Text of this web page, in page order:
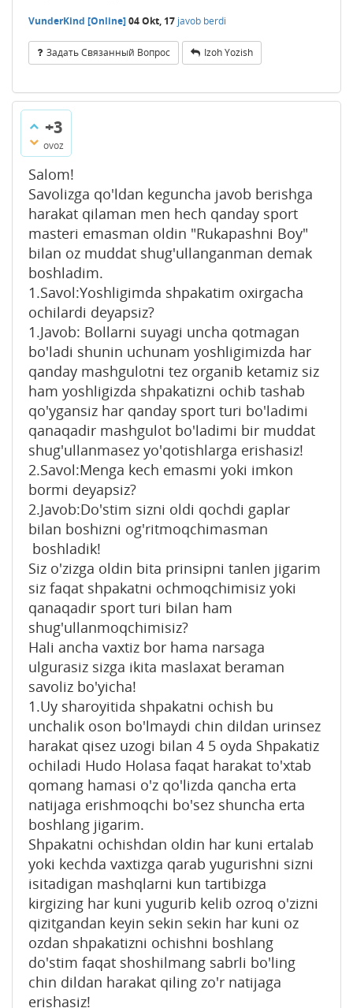
VunderKind [Online]04 Okt, 17 javob berdi
Задать Связанный Вопрос Izoh Yozish
+3
ovoz
Salom!
Savolizga qo'ldan keguncha javob berishga
harakat qilaman men hech qanday sport
masteri emasman oldin "Rukapashni Boy"
bilan oz muddat shug'ullanganman demak
boshladim.
1.Savol:Yoshligimda shpakatim oxirgacha
ochilardi deyapsiz?
1.Javob: Bollarni suyagi uncha qotmagan
bo'ladi shunin uchunam yoshligimizda har
qanday mashgulotni tez organib ketamiz siz
ham yoshligizda shpakatizni ochib tashab
qo'ygansiz har qanday sport turi bo'ladimi
qanaqadir mashgulot bo'ladimi bir muddat
shug'ullanmasez yo'qotishlarga erishasiz!
2.Savol:Menga kech emasmi yoki imkon
bormi deyapsiz?
2.Javob:Do'stim sizni oldi qochdi gaplar
bilan boshizni og'ritmoqchimasman
boshladik!
Siz o'zizga oldin bita prinsipni tanlen jigarim
siz faqat shpakatni ochmoqchimisiz yoki
qanaqadir sport turi bilan ham
shug'ullanmoqchimisiz?
Hali ancha vaxtiz bor hama narsaga
ulgurasiz sizga ikita maslaxat beraman
savoliz bo'yicha!
1.Uy sharoyitida shpakatni ochish bu
unchalik oson bo'lmaydi chin dildan urinsez
harakat qisez uzogi bilan 4 5 oyda Shpakatiz
ochiladi Hudo Holasa faqat harakat to'xtab
qomang hamasi o'z qo'lizda qancha erta
natijaga erishmoqchi bo'sez shuncha erta
boshlang jigarim.
Shpakatni ochishdan oldin har kuni ertalab
yoki kechda vaxtizga qarab yugurishni sizni
isitadigan mashqlarni kun tartibizga
kirgizing har kuni yugurib kelib ozroq o'zizni
qizitgandan keyin sekin sekin har kuni oz
ozdan shpakatizni ochishni boshlang
do'stim faqat shoshilmang sabrli bo'ling
chin dildan harakat qiling zo'r natijaga
erishasiz!